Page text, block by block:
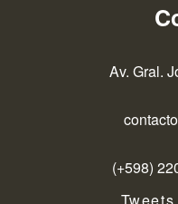
Av. Gral.
(+598)